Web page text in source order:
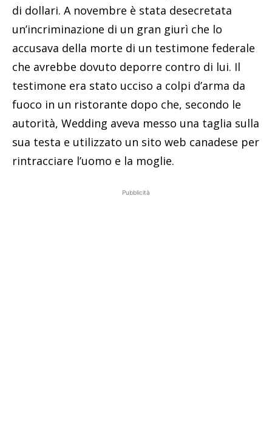
di dollari. A novembre è stata desecretata
un’incriminazione di un gran giurì che lo
accusava della morte di un testimone federale
che avrebbe dovuto deporre contro di lui. Il
testimone era stato ucciso a colpi d’arma da
fuoco in un ristorante dopo che, secondo le
autorità, Wedding aveva messo una taglia sulla
sua testa e utilizzato un sito web canadese per
rintracciare l’uomo e la moglie.
Pubblicità